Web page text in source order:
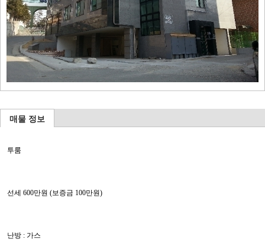
매물 정보
투룸
선세 600만원 (보증금 100만원)
난방 : 가스